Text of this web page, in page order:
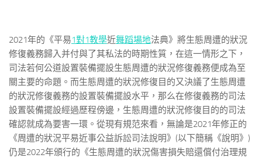
2021年的《平易1對1教學近舞蹈場地法典》將生態周遭的狀況
修復義務歸入并付與了其私法的時期性質，在這一情形之下，
司法若何公道設置裝備擺設生態周遭的狀況修復義務便成為至
關主要的命題。而生態周遭的狀況修復目的又決議了生態周遭
的狀況修復義務的設置裝備擺設水平，那么在修復義務的司法
設置裝備擺設經過歷程傍邊，生態周遭的狀況修復目的的司法
確認就成為要害一環。從現有規范來看，無論是2021年修正的
《周遭的狀況平易近事公益訴訟司法說明》(以下簡稱《說明》)
仍是2022年頒行的《生態周遭的狀況傷害損失賠還償付治理規